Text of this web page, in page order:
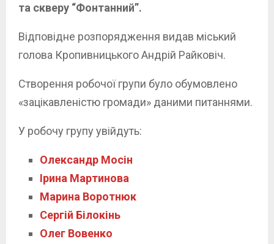
та скверу “Фонтанний”.
Відповідне розпорядження видав міський
голова Кропивницького Андрій Райковіч.
Створення робочої групи було обумовлено
«зацікавленістю громади» даними питаннями.
У робочу групу увійдуть:
Олександр Мосін
Ірина Мартинова
Марина Воротнюк
Сергій Білокінь
Олег Вовенко